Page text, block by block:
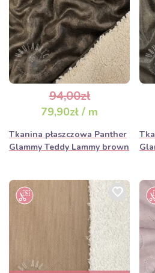
94,00zł
79,90zł / m
Tkanina płaszczowa Panther
Glammy Teddy Lammy brown